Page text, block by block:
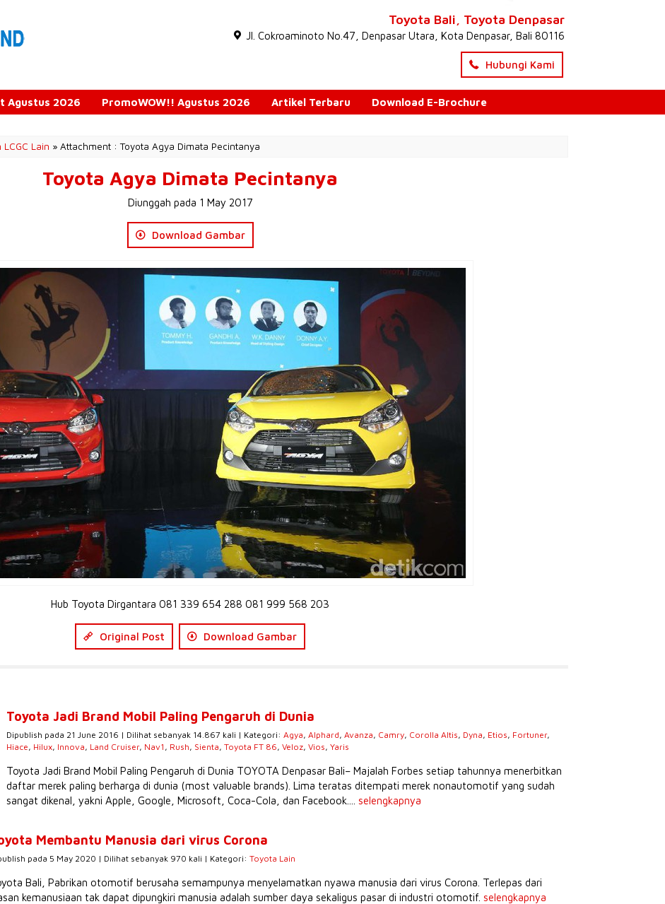
Toyota Bali, Toyota Denpasar
Jl. Cokroaminoto No.47, Denpasar Utara, Kota Denpasar, Bali 80116
Hubungi Kami
Agustus 2026 PromoWOW!! Agustus 2026 Artikel Terbaru Download E-Brochure
Lain » Attachment : Toyota Agya Dimata Pecintanya
Toyota Agya Dimata Pecintanya
Diunggah pada 1 May 2017
Download Gambar
Hub Toyota Dirgantara 081 339 654 288 081 999 568 203
Original Post Download Gambar
Toyota Jadi Brand Mobil Paling Pengaruh di Dunia
Dipublish pada 21 June 2016 | Dilihat sebanyak 14.867 kali | Kategori: Agya, Alphard, Avanza, Camry, Corolla Altis, Dyna, Etios, Fortuner,
Hiace, Hilux, Innova, Land Cruiser, Nav1 , Rush, Sienta, Toyota FT 86, Veloz, Vios, Yaris
Toyota Jadi Brand Mobil Paling Pengaruh di Dunia TOYOTA Denpasar Bali– Majalah Forbes setiap tahunnya menerbitkan
daftar merek paling berharga di dunia (most valuable brands). Lima teratas ditempati merek nonautomotif yang sudah
sangat dikenal, yakni Apple, Google, Microsoft, Coca-Cola, dan Facebook.... selengkapnya
Membantu Manusia dari virus Corona
pada 5 May 2020 | Dilihat sebanyak 970 kali | Kategori: Toyota Lain
Bali, Pabrikan otomotif berusaha semampunya menyelamatkan nyawa manusia dari virus Corona. Terlepas dari
kemanusiaan tak dapat dipungkiri manusia adalah sumber daya sekaligus pasar di industri otomotif. selengkapnya